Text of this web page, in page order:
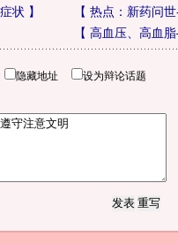
状 】 【 热点：新药问
【 高血压、高血
隐藏地址 设为辩论话题